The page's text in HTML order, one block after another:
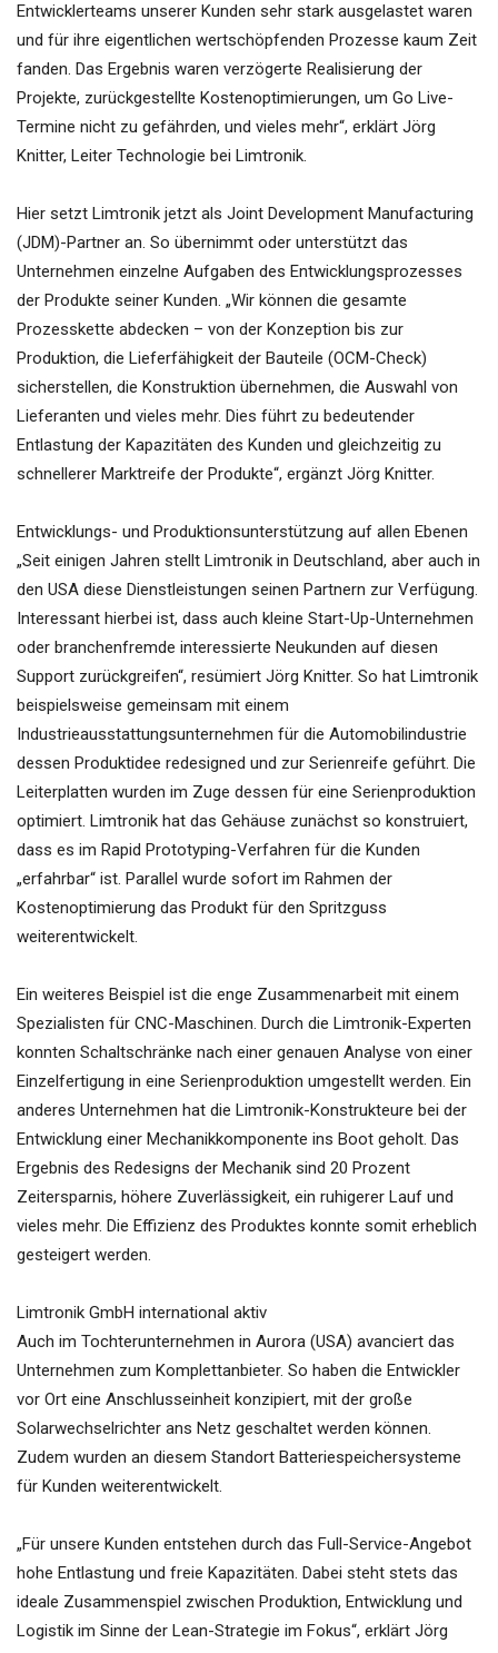
Entwicklerteams unserer Kunden sehr stark ausgelastet waren
und für ihre eigentlichen wertschöpfenden Prozesse kaum Zeit
fanden. Das Ergebnis waren verzögerte Realisierung der
Projekte, zurückgestellte Kostenoptimierungen, um Go Live-
Termine nicht zu gefährden, und vieles mehr“, erklärt Jörg
Knitter, Leiter Technologie bei Limtronik.
Hier setzt Limtronik jetzt als Joint Development Manufacturing
(JDM)-Partner an. So übernimmt oder unterstützt das
Unternehmen einzelne Aufgaben des Entwicklungsprozesses
der Produkte seiner Kunden. „Wir können die gesamte
Prozesskette abdecken – von der Konzeption bis zur
Produktion, die Lieferfähigkeit der Bauteile (OCM-Check)
sicherstellen, die Konstruktion übernehmen, die Auswahl von
Lieferanten und vieles mehr. Dies führt zu bedeutender
Entlastung der Kapazitäten des Kunden und gleichzeitig zu
schnellerer Marktreife der Produkte“, ergänzt Jörg Knitter.
Entwicklungs- und Produktionsunterstützung auf allen Ebenen
„Seit einigen Jahren stellt Limtronik in Deutschland, aber auch in
den USA diese Dienstleistungen seinen Partnern zur Verfügung.
Interessant hierbei ist, dass auch kleine Start-Up-Unternehmen
oder branchenfremde interessierte Neukunden auf diesen
Support zurückgreifen“, resümiert Jörg Knitter. So hat Limtronik
beispielsweise gemeinsam mit einem
Industrieausstattungsunternehmen für die Automobilindustrie
dessen Produktidee redesigned und zur Serienreife geführt. Die
Leiterplatten wurden im Zuge dessen für eine Serienproduktion
optimiert. Limtronik hat das Gehäuse zunächst so konstruiert,
dass es im Rapid Prototyping-Verfahren für die Kunden
„erfahrbar“ ist. Parallel wurde sofort im Rahmen der
Kostenoptimierung das Produkt für den Spritzguss
weiterentwickelt.
Ein weiteres Beispiel ist die enge Zusammenarbeit mit einem
Spezialisten für CNC-Maschinen. Durch die Limtronik-Experten
konnten Schaltschränke nach einer genauen Analyse von einer
Einzelfertigung in eine Serienproduktion umgestellt werden. Ein
anderes Unternehmen hat die Limtronik-Konstrukteure bei der
Entwicklung einer Mechanikkomponente ins Boot geholt. Das
Ergebnis des Redesigns der Mechanik sind 20 Prozent
Zeitersparnis, höhere Zuverlässigkeit, ein ruhigerer Lauf und
vieles mehr. Die Effizienz des Produktes konnte somit erheblich
gesteigert werden.
Limtronik GmbH international aktiv
Auch im Tochterunternehmen in Aurora (USA) avanciert das
Unternehmen zum Komplettanbieter. So haben die Entwickler
vor Ort eine Anschlusseinheit konzipiert, mit der große
Solarwechselrichter ans Netz geschaltet werden können.
Zudem wurden an diesem Standort Batteriespeichersysteme
für Kunden weiterentwickelt.
„Für unsere Kunden entstehen durch das Full-Service-Angebot
hohe Entlastung und freie Kapazitäten. Dabei steht stets das
ideale Zusammenspiel zwischen Produktion, Entwicklung und
Logistik im Sinne der Lean-Strategie im Fokus“, erklärt Jörg